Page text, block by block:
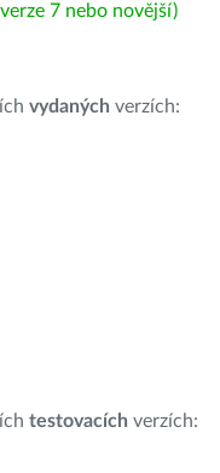
7 nebo novější)
vydaných verzích:
testovacích verzích: